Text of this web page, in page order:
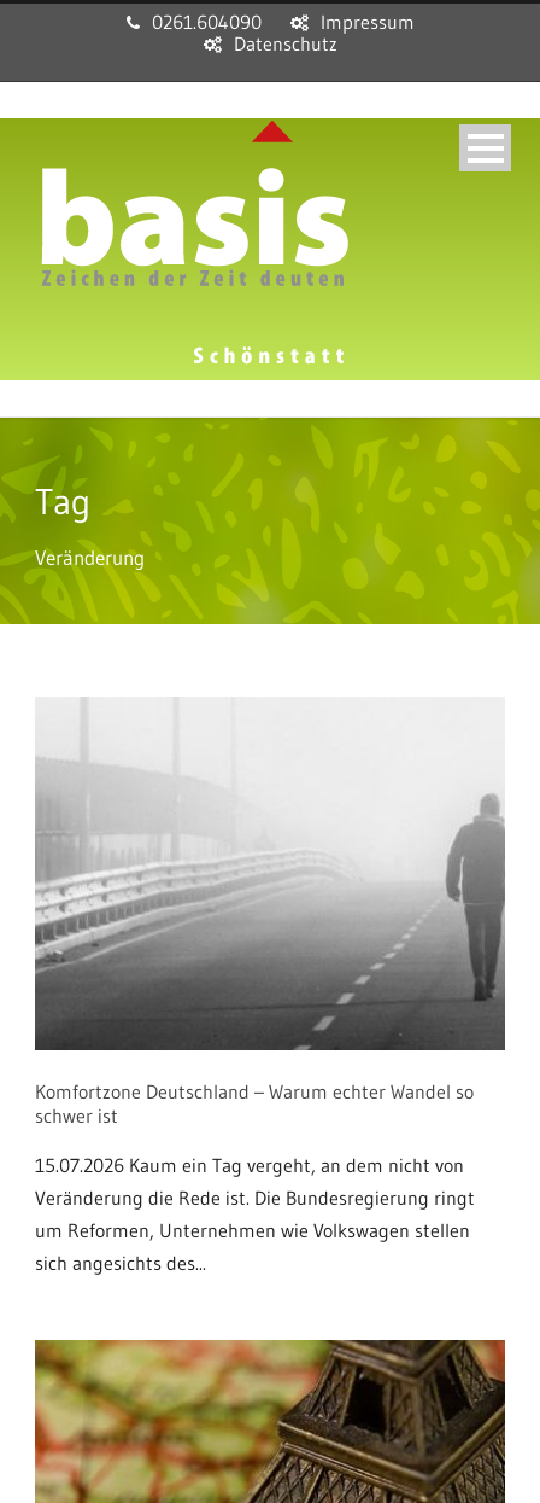
0261.604090
Impressum
Datenschutz
Tag
Veränderung
Komfortzone Deutschland – Warum echter Wandel so
schwer ist
15.07.2026 Kaum ein Tag vergeht, an dem nicht von
Veränderung die Rede ist. Die Bundesregierung ringt
um Reformen, Unternehmen wie Volkswagen stellen
sich angesichts des...